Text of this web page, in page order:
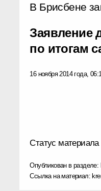
В Брисбене
Заявление
по итогам
16 ноября 2014 года,
Статус материала
Опубликован в разделе:
Ссылка на материал: